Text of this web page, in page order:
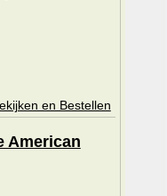
en Bestellen
American